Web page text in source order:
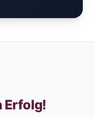
Erfolg!